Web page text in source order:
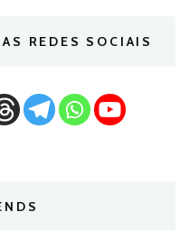
REDES SOCIAIS